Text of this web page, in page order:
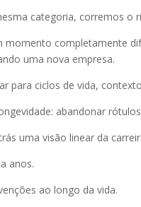
categoria, corremos o
completamente
uma nova empresa.
para ciclos de vida,
abandonar
uma visão linear da
anos.
ao longo da vida.